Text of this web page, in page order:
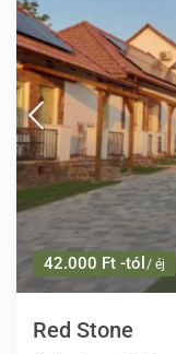
42.000 Ft -tól / éj
Red Stone